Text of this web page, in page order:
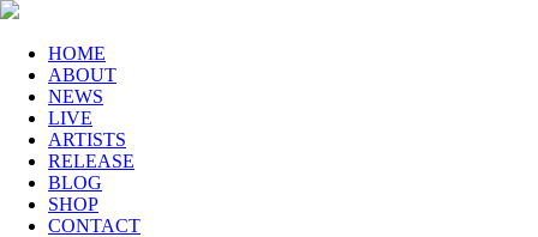
HOME
ABOUT
NEWS
LIVE
ARTISTS
RELEASE
BLOG
SHOP
CONTACT